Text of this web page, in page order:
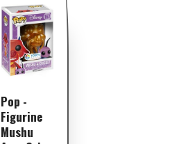
Pop -
Figurine
Mushu